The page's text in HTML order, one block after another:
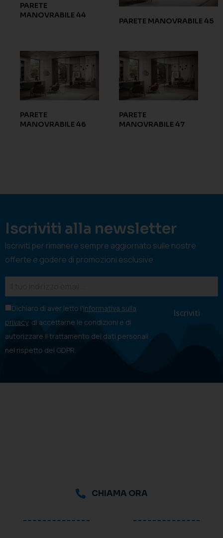
PARETE
MANOVRABILE 44
PARETE MANOVRABILE 45
PARETE
MANOVRABILE 46
PARETE
MANOVRABILE 47
Iscriviti alla newsletter
Iscriviti per rimanere sempre aggiornato sulle nostre
offerte e godere di promozioni esclusive
Dichiaro di aver letto l'informativa sulla
privacy, di accettarne le condizioni e di
autorizzare il trattamento dei dati personali
nel rispetto del GDPR.
CHIAMA ORA